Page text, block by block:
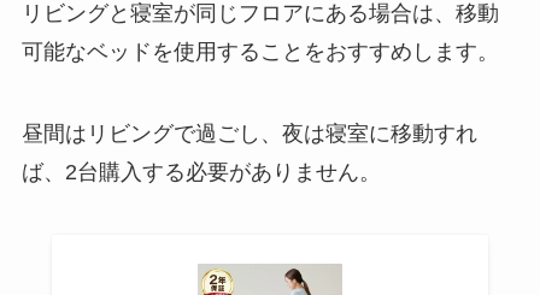
リビングと寝室が同じフロアにある場合は、移動
可能なベッドを使用することをおすすめします。
昼間はリビングで過ごし、夜は寝室に移動すれ
ば、2台購入する必要がありません。